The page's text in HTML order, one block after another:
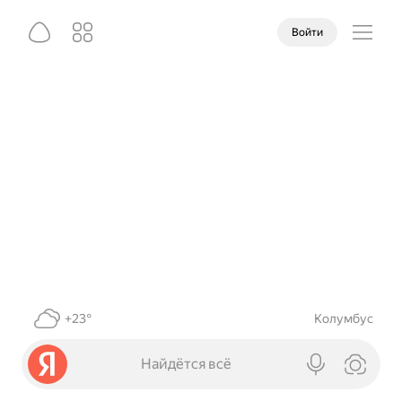
Войти
+23° Колумбус
Найдётся всё